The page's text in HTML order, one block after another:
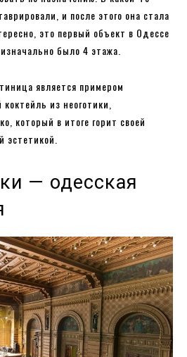
и после этого она стала
это первый объект в Одессе
было 4 этажа.
является примером
из неоготики,
который в итоге горит своей
эстетикой.
— одесская